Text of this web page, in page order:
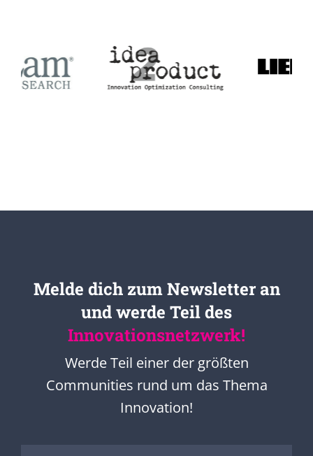
Melde dich zum Newsletter an
und werde Teil des
Innovationsnetzwerk!
Werde Teil einer der größten
Communities rund um das Thema
Innovation!